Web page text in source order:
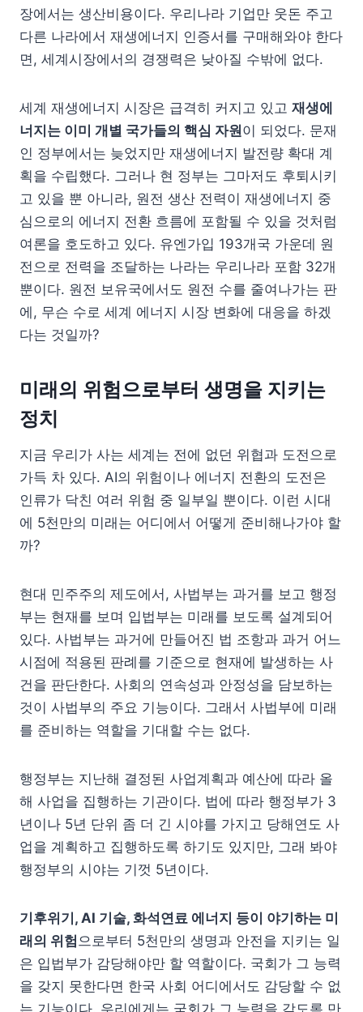
장에서는 생산비용이다. 우리나라 기업만 웃돈 주고
다른 나라에서 재생에너지 인증서를 구매해와야 한다
면, 세계시장에서의 경쟁력은 낮아질 수밖에 없다.
세계 재생에너지 시장은 급격히 커지고 있고 재생에
너지는 이미 개별 국가들의 핵심 자원이 되었다. 문재
인 정부에서는 늦었지만 재생에너지 발전량 확대 계
획을 수립했다. 그러나 현 정부는 그마저도 후퇴시키
고 있을 뿐 아니라, 원전 생산 전력이 재생에너지 중
심으로의 에너지 전환 흐름에 포함될 수 있을 것처럼
여론을 호도하고 있다. 유엔가입 193개국 가운데 원
전으로 전력을 조달하는 나라는 우리나라 포함 32개
뿐이다. 원전 보유국에서도 원전 수를 줄여나가는 판
에, 무슨 수로 세계 에너지 시장 변화에 대응을 하겠
다는 것일까?
미래의 위험으로부터 생명을 지키는
정치
지금 우리가 사는 세계는 전에 없던 위협과 도전으로
가득 차 있다. AI의 위험이나 에너지 전환의 도전은
인류가 닥친 여러 위험 중 일부일 뿐이다. 이런 시대
에 5천만의 미래는 어디에서 어떻게 준비해나가야 할
까?
현대 민주주의 제도에서, 사법부는 과거를 보고 행정
부는 현재를 보며 입법부는 미래를 보도록 설계되어
있다. 사법부는 과거에 만들어진 법 조항과 과거 어느
시점에 적용된 판례를 기준으로 현재에 발생하는 사
건을 판단한다. 사회의 연속성과 안정성을 담보하는
것이 사법부의 주요 기능이다. 그래서 사법부에 미래
를 준비하는 역할을 기대할 수는 없다.
행정부는 지난해 결정된 사업계획과 예산에 따라 올
해 사업을 집행하는 기관이다. 법에 따라 행정부가 3
년이나 5년 단위 좀 더 긴 시야를 가지고 당해연도 사
업을 계획하고 집행하도록 하기도 있지만, 그래 봐야
행정부의 시야는 기껏 5년이다.
기후위기, AI 기술, 화석연료 에너지 등이 야기하는 미
래의 위험으로부터 5천만의 생명과 안전을 지키는 일
은 입법부가 감당해야만 할 역할이다. 국회가 그 능력
을 갖지 못한다면 한국 사회 어디에서도 감당할 수 없
는 기능이다. 우리에게는 국회가 그 능력을 갖도록 만